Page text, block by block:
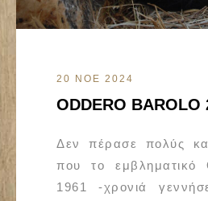
20 ΝΟΕ 2024
ODDERO BAROLO
Δεν πέρασε πολύς
που το εμβληματικό
1961 -χρονιά